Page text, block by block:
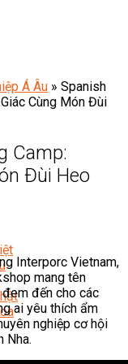
Á Âu » Spanish
Cùng Món Đùi
Camp:
Đùi Heo
Interporc Vietnam,
mang tên
đến cho các
ai yêu thích ẩm
nghiệp cơ hội
Nha.